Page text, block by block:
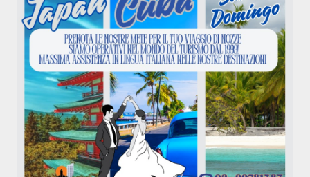
SIGLE AEROPORTUALI
VOLI CUBA
VOLI CUBA
VOLI CUBA LAST MINUTE
VOLI DI LINEA CUBA